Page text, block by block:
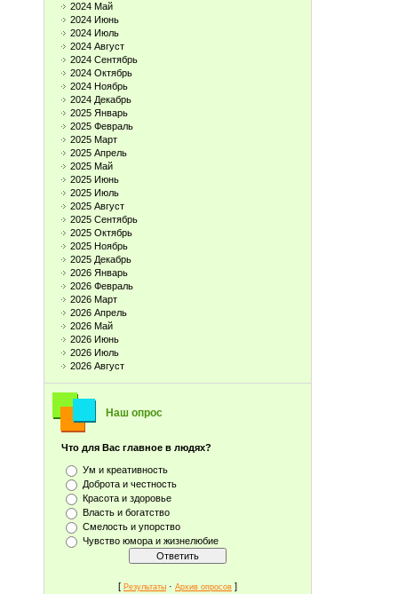
2024 Май
2024 Июнь
2024 Июль
2024 Август
2024 Сентябрь
2024 Октябрь
2024 Ноябрь
2024 Декабрь
2025 Январь
2025 Февраль
2025 Март
2025 Апрель
2025 Май
2025 Июнь
2025 Июль
2025 Август
2025 Сентябрь
2025 Октябрь
2025 Ноябрь
2025 Декабрь
2026 Январь
2026 Февраль
2026 Март
2026 Апрель
2026 Май
2026 Июнь
2026 Июль
2026 Август
Наш опрос
Что для Вас главное в людях?
Ум и креативность
Доброта и честность
Красота и здоровье
Власть и богатство
Смелость и упорство
Чувство юмора и жизнелюбие
[ Результаты · Архив опросов ]